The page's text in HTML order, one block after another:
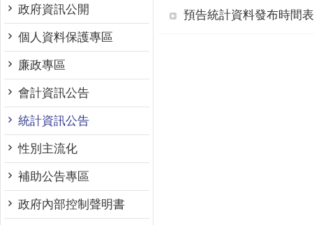
政府資訊公開
個人資料保護專區
廉政專區
會計資訊公告
統計資訊公告
性別主流化
補助公告專區
政府內部控制聲明書
預告統計資料發布時間表